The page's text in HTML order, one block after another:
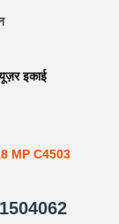
इकाई
MP C4503